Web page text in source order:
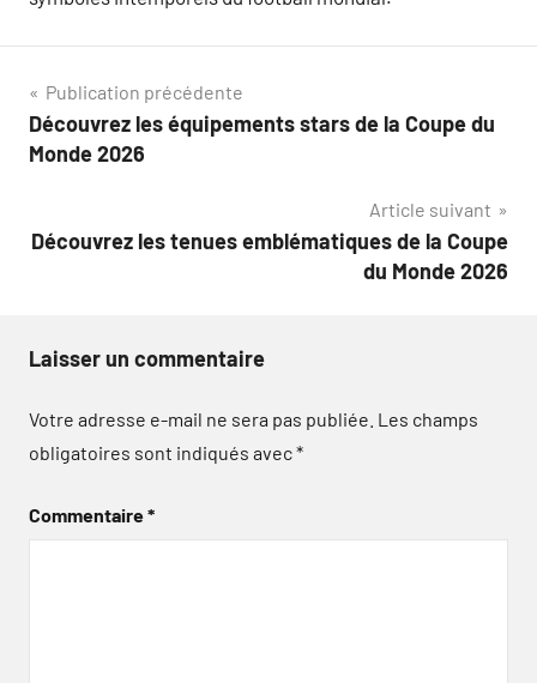
Navigation
de
Publication précédente
Découvrez les équipements stars de la Coupe du
Monde 2026
Article suivant
Découvrez les tenues emblématiques de la Coupe
du Monde 2026
Laisser un commentaire
Votre adresse e-mail ne sera pas publiée. Les champs
obligatoires sont indiqués avec*
Commentaire*